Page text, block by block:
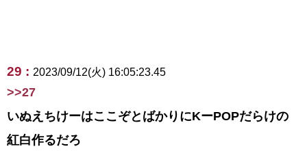
29 : 2023/09/12(火) 16:05:23.45
>>27
いぬえちけーはここぞとばかりにKーPOPだらけの
紅白作るだろ